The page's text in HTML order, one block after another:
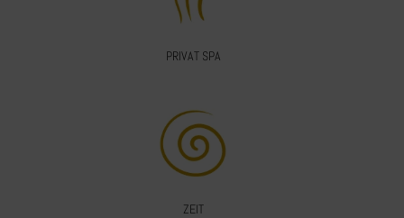
PRIVAT SPA
ZEIT